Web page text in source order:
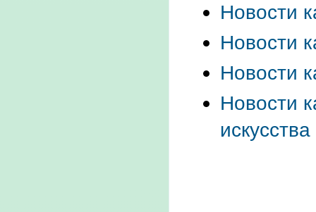
Новости
Новости
Новости
Новости
искусства